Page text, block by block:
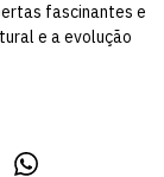
fascinantes e
e a evolução